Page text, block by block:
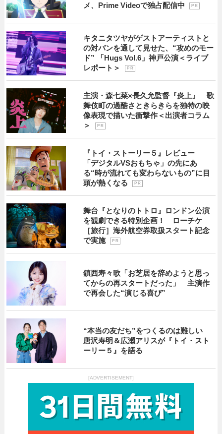
メ、Prime Videoで独占配信中
P R
キタニタツヤがゲストアーティストと
の対バンを通して見せた、“攻めのモー
ド” 「Hugs Vol.6」神戸公演＜ライブ
レポート＞
P R
主演・森七菜×長久允監督『炎上』 歌
舞伎町の過酷さときらきらを独特の映
像表現で描いた衝撃作＜出演者コラム
＞
P R
『トイ・ストーリー５』レビュー
「デジタルVSおもちゃ」の先にあ
る“時が流れても変わらないもの”に目
頭が熱くなる
P R
舞台『となりのトトロ』ロンドン公演
を観劇できる特別企画！ ローチケ
［旅行］海外航空券取扱スタート記念
で実施
P R
鎮西寿々歌「お芝居を辞めようと思っ
てからの再スタートだった」 主演作
で再会した“演じる喜び”
“本当の友だち”をつくるのは難しい
唐沢寿明＆広瀬アリスが『トイ・スト
ーリー５』を語る
[ADVERTISEMENT]